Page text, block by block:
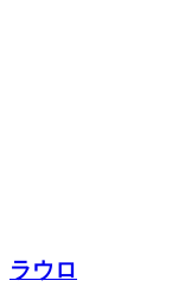
ラウロ